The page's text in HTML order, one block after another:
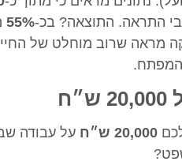
התראה. התוצאה? בכ-55%
מראה שרוב מוחלט של
המפתח.
20,000 ש״ח
על עבודה